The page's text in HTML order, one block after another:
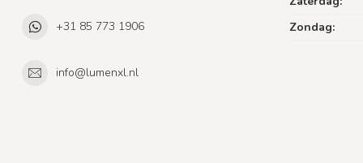
+31 85 773 1906
info@lumenxl.nl
Zondag: